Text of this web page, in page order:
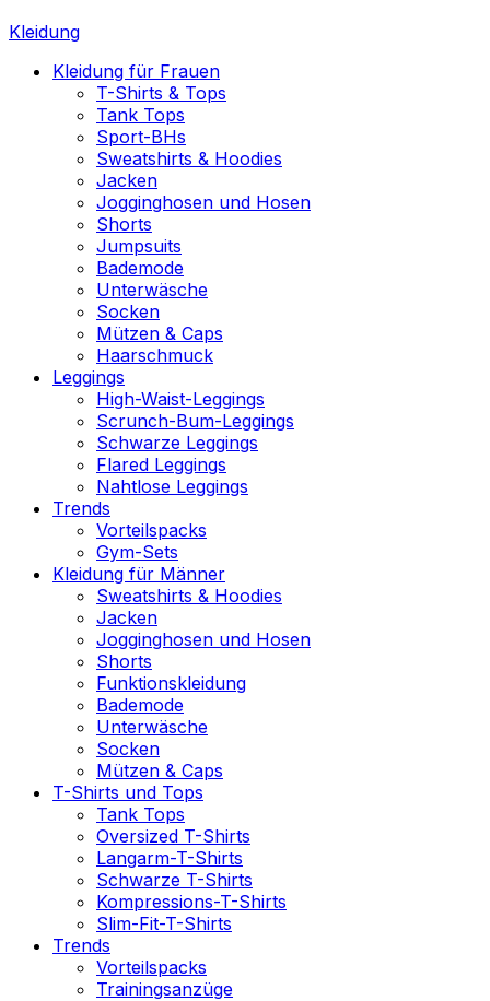
Kleidung
Kleidung für Frauen
T-Shirts & Tops
Tank Tops
Sport-BHs
Sweatshirts & Hoodies
Jacken
Jogginghosen und Hosen
Shorts
Jumpsuits
Bademode
Unterwäsche
Socken
Mützen & Caps
Haarschmuck
Leggings
High-Waist-Leggings
Scrunch-Bum-Leggings
Schwarze Leggings
Flared Leggings
Nahtlose Leggings
Trends
Vorteilspacks
Gym-Sets
Kleidung für Männer
Sweatshirts & Hoodies
Jacken
Jogginghosen und Hosen
Shorts
Funktionskleidung
Bademode
Unterwäsche
Socken
Mützen & Caps
T-Shirts und Tops
Tank Tops
Oversized T-Shirts
Langarm-T-Shirts
Schwarze T-Shirts
Kompressions-T-Shirts
Slim-Fit-T-Shirts
Trends
Vorteilspacks
Trainingsanzüge